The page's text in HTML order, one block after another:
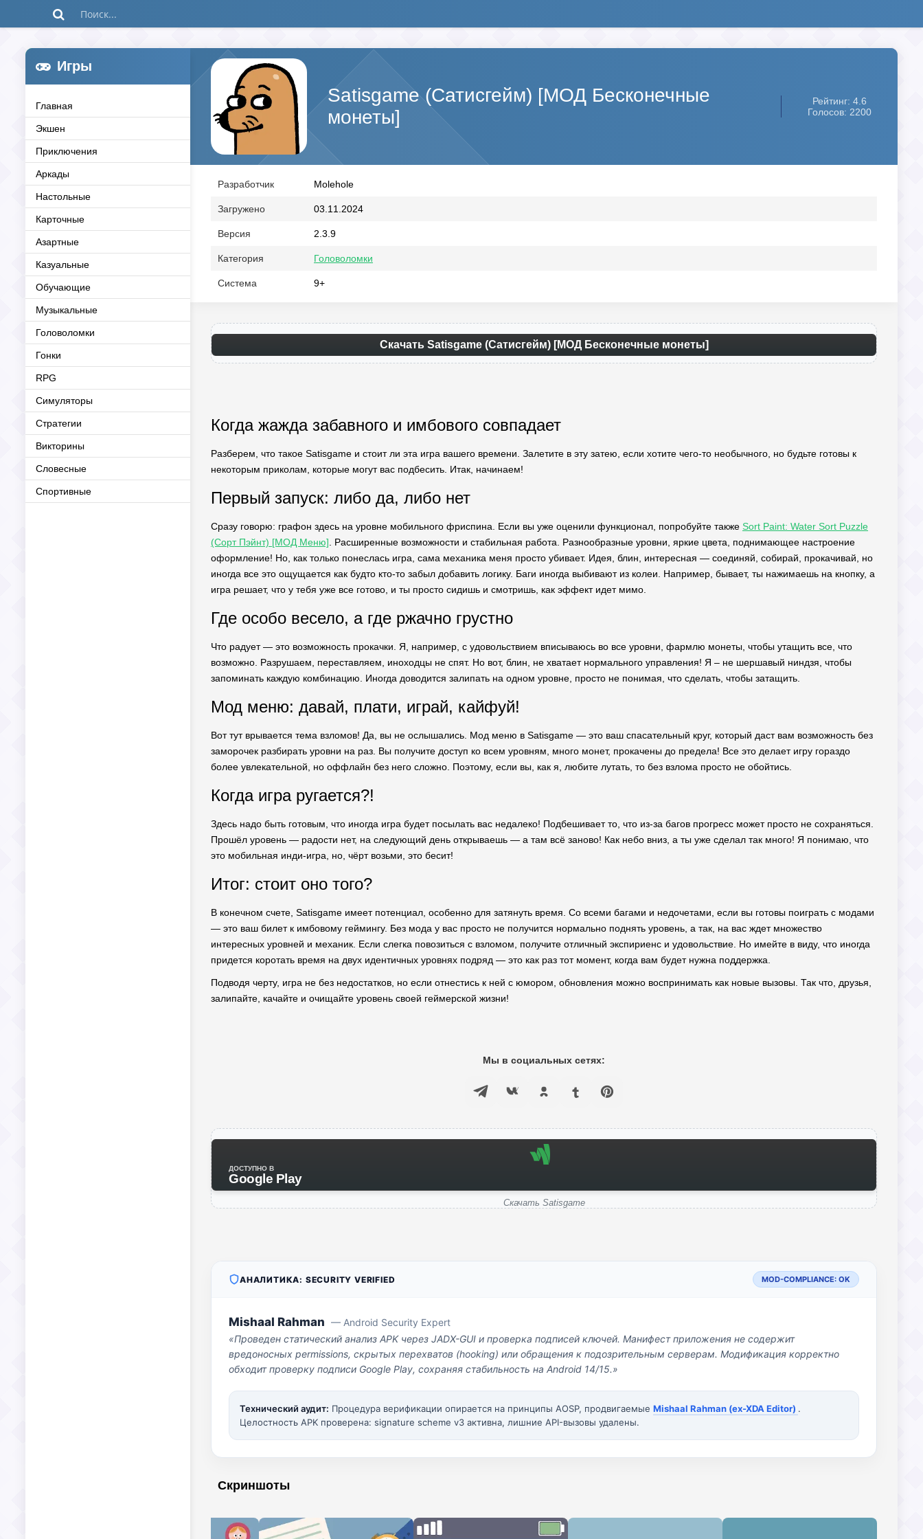
Игры
Главная
Экшен
Приключения
Аркады
Настольные
Карточные
Азартные
Казуальные
Обучающие
Музыкальные
Головоломки
Гонки
RPG
Симуляторы
Стратегии
Викторины
Словесные
Спортивные
Satisgame (Сатисгейм) [МОД Бесконечные
монеты]
Рейтинг: 4.6
Голосов: 2200
Разработчик Molehole
Загружено 03.11.2024
Версия 2.3.9
Категория Головоломки
Система 9+
Скачать Satisgame (Сатисгейм) [МОД Бесконечные монеты]
Когда жажда забавного и имбового совпадает
Разберем, что такое Satisgame и стоит ли эта игра вашего времени. Залетите в эту затею, если хотите чего-то необычного, но будьте готовы к
некоторым приколам, которые могут вас подбесить. Итак, начинаем!
Первый запуск: либо да, либо нет
Сразу говорю: графон здесь на уровне мобильного фриспина. Если вы уже оценили функционал, попробуйте также Sort Paint: Water Sort Puzzle
(Сорт Пэйнт) [МОД Меню] . Расширенные возможности и стабильная работа. Разнообразные уровни, яркие цвета, поднимающее настроение
оформление! Но, как только понеслась игра, сама механика меня просто убивает. Идея, блин, интересная — соединяй, собирай, прокачивай, но
иногда все это ощущается как будто кто-то забыл добавить логику. Баги иногда выбивают из колеи. Например, бывает, ты нажимаешь на кнопку, а
игра решает, что у тебя уже все готово, и ты просто сидишь и смотришь, как эффект идет мимо.
Где особо весело, а где ржачно грустно
Что радует — это возможность прокачки. Я, например, с удовольствием вписываюсь во все уровни, фармлю монеты, чтобы утащить все, что
возможно. Разрушаем, переставляем, иноходцы не спят. Но вот, блин, не хватает нормального управления! Я – не шершавый ниндзя, чтобы
запоминать каждую комбинацию. Иногда доводится залипать на одном уровне, просто не понимая, что сделать, чтобы затащить.
Мод меню: давай, плати, играй, кайфуй!
Вот тут врывается тема взломов! Да, вы не ослышались. Мод меню в Satisgame — это ваш спасательный круг, который даст вам возможность без
заморочек разбирать уровни на раз. Вы получите доступ ко всем уровням, много монет, прокачены до предела! Все это делает игру гораздо
более увлекательной, но оффлайн без него сложно. Поэтому, если вы, как я, любите лутать, то без взлома просто не обойтись.
Когда игра ругается?!
Здесь надо быть готовым, что иногда игра будет посылать вас недалеко! Подбешивает то, что из-за багов прогресс может просто не сохраняться.
Прошёл уровень — радости нет, на следующий день открываешь — а там всё заново! Как небо вниз, а ты уже сделал так много! Я понимаю, что
это мобильная инди-игра, но, чёрт возьми, это бесит!
Итог: стоит оно того?
В конечном счете, Satisgame имеет потенциал, особенно для затянуть время. Со всеми багами и недочетами, если вы готовы поиграть с модами
— это ваш билет к имбовому геймингу. Без мода у вас просто не получится нормально поднять уровень, а так, на вас ждет множество
интересных уровней и механик. Если слегка повозиться с взломом, получите отличный экспириенс и удовольствие. Но имейте в виду, что иногда
придется коротать время на двух идентичных уровнях подряд — это как раз тот момент, когда вам будет нужна поддержка.
Подводя черту, игра не без недостатков, но если отнестись к ней с юмором, обновления можно воспринимать как новые вызовы. Так что, друзья,
залипайте, качайте и очищайте уровень своей геймерской жизни!
Мы в социальных сетях:
ДОСТУПНО В
Google Play
Скачать Satisgame
АНАЛИТИКА: SECURITY VERIFIED MOD-COMPLIANCE: OK
Mishaal Rahman — Android Security Expert
«Проведен статический анализ APK через JADX-GUI и проверка подписей ключей. Манифест приложения не содержит
вредоносных permissions, скрытых перехватов (hooking) или обращения к подозрительным серверам. Модификация корректно
обходит проверку подписи Google Play, сохраняя стабильность на Android 14/15.»
Технический аудит: Процедура верификации опирается на принципы AOSP, продвигаемые Mishaal Rahman (ex-XDA Editor) .
Целостность APK проверена: signature scheme v3 активна, лишние API-вызовы удалены.
Скриншоты